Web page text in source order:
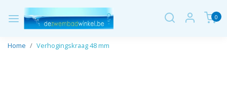
0
Home Verhogingskraag 48 mm